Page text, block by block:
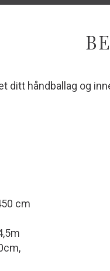
ditt håndballag og
cm